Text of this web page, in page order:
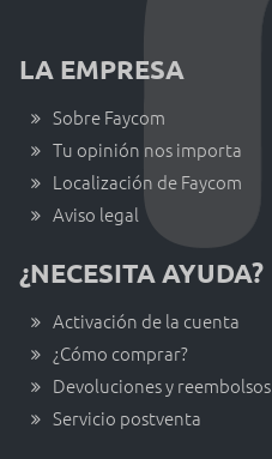
LA EMPRESA
Sobre Faycom
Tu opinión nos importa
Localización de Faycom
Aviso legal
¿NECESITA AYUDA?
Activación de la cuenta
¿Cómo comprar?
Devoluciones y reembolsos
Servicio postventa